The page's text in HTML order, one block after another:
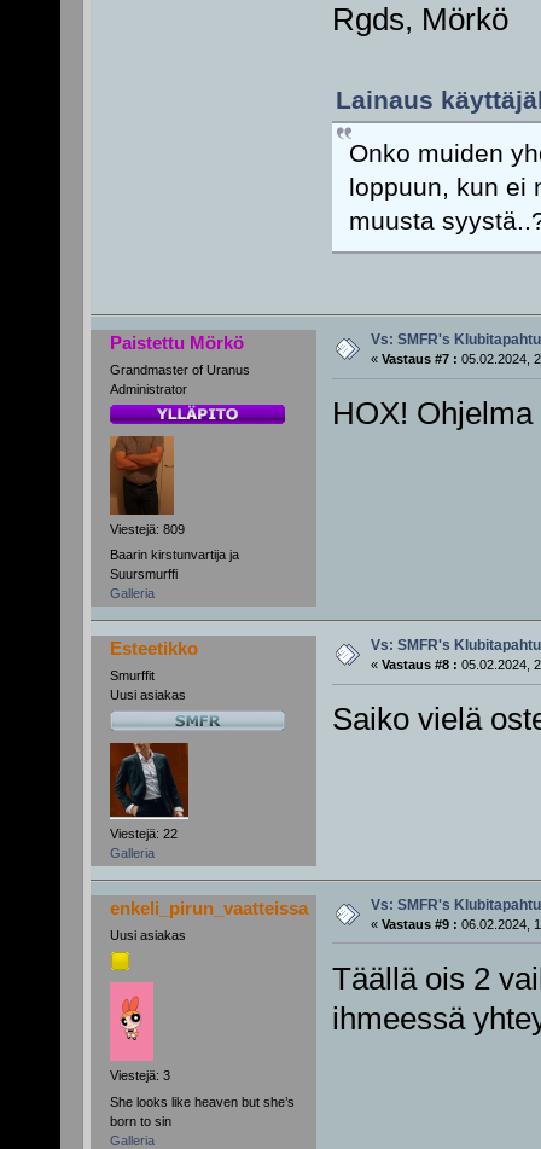
Rgds, Mörkö
Lainaus
Onko muiden
loppuun, kun ei
muusta
Paistettu Mörkö
Grandmaster of Uranus
Administrator
Viestejä: 809
Baarin kirstunvartija ja
Suursmurffi
Galleria
Vs: SMFR's
« Vastaus #7 : 05.02.2024,
HOX! Ohjelma
Esteetikko
Smurffit
Uusi asiakas
Viestejä: 22
Galleria
Vs: SMFR's
« Vastaus #8 : 05.02.2024,
Saiko vielä
enkeli_pirun_vaatteissa
Uusi asiakas
Viestejä: 3
She looks like heaven but she’s
born to sin
Galleria
Vs: SMFR's
« Vastaus #9 : 06.02.2024,
Täällä ois 2
ihmeessä